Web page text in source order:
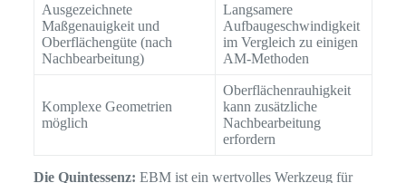
Ausgezeichnete
Maßgenauigkeit und
Oberflächengüte (nach
Nachbearbeitung)
Langsamere
Aufbaugeschwindigkeit
im Vergleich zu einigen
AM-Methoden
Komplexe Geometrien
möglich
Oberflächenrauhigkeit
kann zusätzliche
Nachbearbeitung
erfordern
Die Quintessenz: EBM ist ein wertvolles Werkzeug für